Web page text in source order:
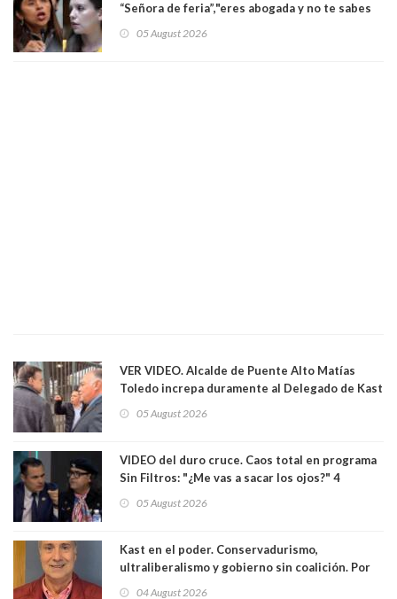
“Señora de feria”,"eres abogada y no te sabes
senadoras Camila Flores y Fabiola Campillai en
05 August 2026
VER VIDEO. Alcalde de Puente Alto Matías
Toledo increpa duramente al Delegado de Kast
delegado nuevamente arrancando"
05 August 2026
VIDEO del duro cruce. Caos total en programa
Sin Filtros: "¿Me vas a sacar los ojos?" 4
excarabinero que dejó ciego a Gustavo Gatica:
05 August 2026
Kast en el poder. Conservadurismo,
ultraliberalismo y gobierno sin coalición. Por
04 August 2026